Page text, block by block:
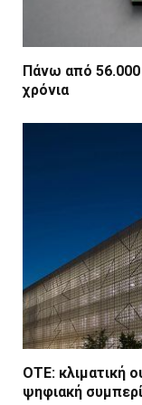
Πάνω από 56.000
χρόνια
ΟΤΕ: κλιματική
ψηφιακή